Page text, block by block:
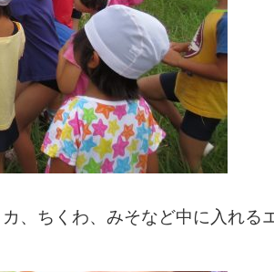
、ちくわ、みそなど中に入れる